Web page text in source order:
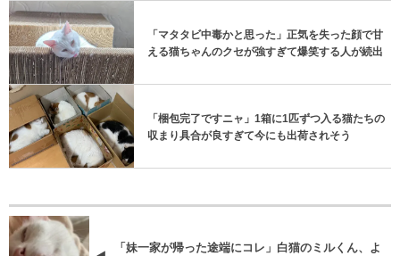
「マタタビ中毒かと思った」正気を失った顔で甘
える猫ちゃんのクセが強すぎて爆笑する人が続出
「梱包完了ですニャ」1箱に1匹ずつ入る猫たちの
収まり具合が良すぎて今にも出荷されそう
「妹一家が帰った途端にコレ」白猫のミルくん、よ